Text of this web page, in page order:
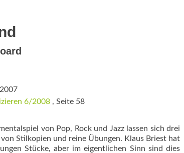
6/2008, Seite 58
von Pop, Rock und Jazz lassen sich drei
Stilkopien und reine Übungen. Klaus Briest hat
Stücke, aber im eigentlichen Sinn sind dies